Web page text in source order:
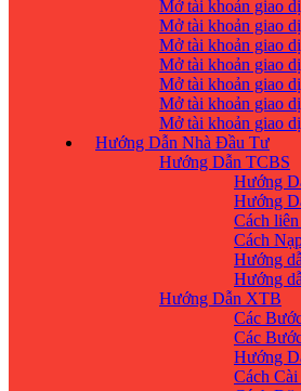
Mở tài khoản giao
Mở tài khoản giao
Mở tài khoản giao
Mở tài khoản giao
Mở tài khoản giao
Mở tài khoản giao
Mở tài khoản giao
Hướng Dẫn Nhà Đầu Tư
Hướng Dẫn TCBS
Hướng
Hướng
Cách
Cách
Hướng
Hướng
Hướng Dẫn XTB
Các
Các
Hướng
Cách